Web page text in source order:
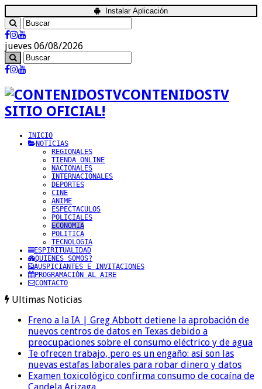
Instalar Aplicación
jueves 06/08/2026
CONTENIDOSTV
SITIO OFICIAL!
INICIO
NOTICIAS
REGIONALES
TIENDA ONLINE
NACIONALES
INTERNACIONALES
DEPORTES
CINE
ANIME
ESPECTACULOS
POLICIALES
ECONOMIA
POLITICA
TECNOLOGIA
ESPIRITUALIDAD
QUIENES SOMOS?
AUSPICIANTES E INVITACIONES
PROGRAMACIÓN AL AIRE
CONTACTO
Ultimas Noticias
Freno a la IA | Greg Abbott detiene la aprobación de
nuevos centros de datos en Texas debido a
preocupaciones sobre el consumo eléctrico y de agua
Te ofrecen trabajo, pero es un engaño: así son las
nuevas estafas laborales para robar dinero y datos
Examen toxicológico confirma consumo de cocaína de